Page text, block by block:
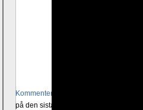
Kommentera
på den sista raden, eller om du